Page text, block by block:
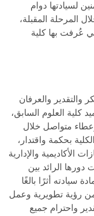
لسيادتها دوام
المرحلة المقبلة،
عُرفت بها كلية
والتقدير والعرفان
كلية العلوم السابق،
متواصل خلال
بحكمة واقتدار،
الأكاديمية والإدارية
دورها الرائد بين
سيادته أثرًا بالغًا
رؤية تطويرية وعمل
واحترام جميع